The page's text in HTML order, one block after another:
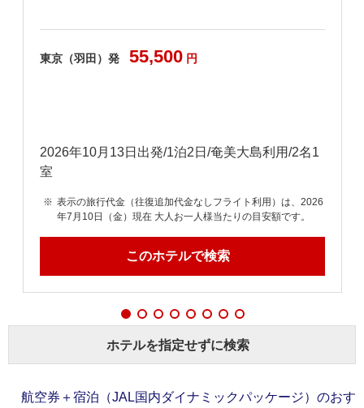
東京（羽田）発 55,500 円
2026年10月13日出発/1泊2日/奄美大島利用/2名1
室
表示の旅行代金（往復追加代金なしフライト利用）は、2026
年7月10日（金）現在 大人お一人様当たりの目安額です。
このホテルで検索
ホテルを指定せずに検索
航空券＋宿泊（JAL国内ダイナミックパッケージ）のおす